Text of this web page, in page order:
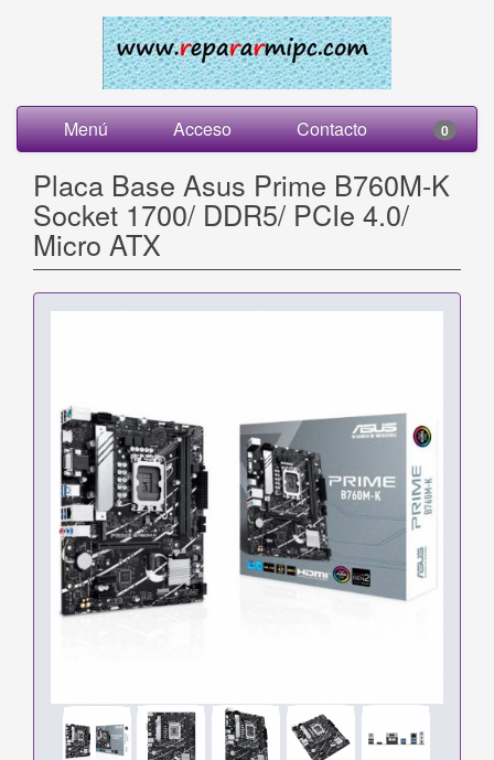
Menú Acceso Contacto 0
Placa Base Asus Prime B760M-K
Socket 1700/ DDR5/ PCIe 4.0/
Micro ATX